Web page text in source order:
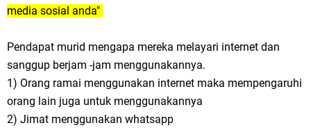
media sosial anda"
Pendapat murid mengapa mereka melayari internet dan
sanggup berjam -jam menggunakannya.
1) Orang ramai menggunakan internet maka mempengaruhi
orang lain juga untuk menggunakannya
2) Jimat menggunakan whatsapp